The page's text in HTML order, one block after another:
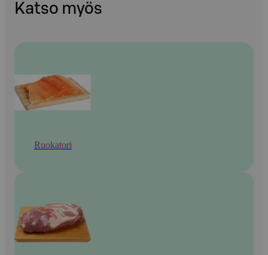
Katso myös
Ruokatori